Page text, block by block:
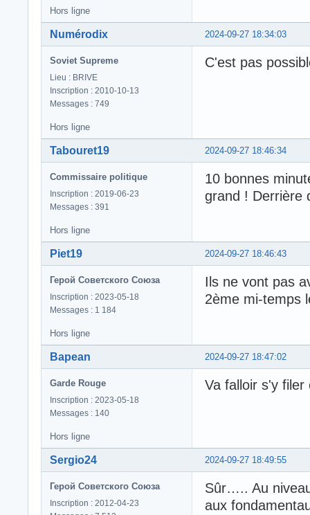
Hors ligne
2024-09-27 18:34:03
Numérodix
Soviet Supreme
Lieu : BRIVE
Inscription : 2010-10-13
Messages : 749
C'est pas
Hors ligne
2024-09-27 18:46:34
Tabouret19
Commissaire politique
Inscription : 2019-06-23
Messages : 391
10 bonnes
grand ! Derrière
Hors ligne
2024-09-27 18:46:43
Piet19
Герой Советского Союза
Inscription : 2023-05-18
Messages : 1 184
Ils ne vont pas
2ème mi-temps
Hors ligne
2024-09-27 18:47:02
Bapean
Garde Rouge
Inscription : 2023-05-18
Messages : 140
Va falloir s'y
Hors ligne
2024-09-27 18:49:55
Sergio24
Герой Советского Союза
Inscription : 2012-04-23
Sûr….. Au
aux